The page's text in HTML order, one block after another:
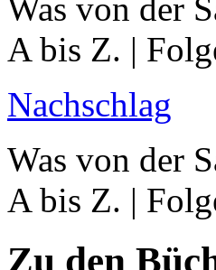
Was von der
A bis Z. |
Nachschlag
Was von der
A bis Z. |
Zu den